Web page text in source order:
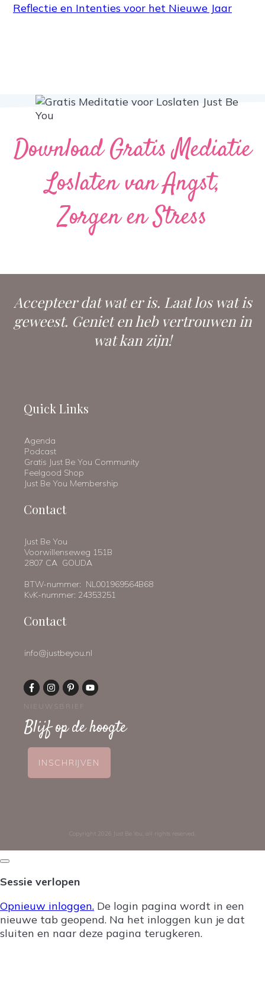
Reflectie en Intenties voor het Nieuwe Jaar
Download Gratis Mediatie
Loslaten van Angst,
Zorgen en Stress
Accepteer dat wat er is. Laat los wat is
geweest. Geniet en heb vertrouwen in
wat kan zijn!
Quick Links
Agenda
Podcast
Gratis Just Be You Community
Feelgood Shop
Just Be You Membership
Contact
Just Be You
Voorwillenseweg 151B
2807 CA GOUDA
BTW-nummer: NL001969564B68
KvK-nummer: 24353251
Contact
info@justbeyou.nl
NIEUWSBRIEF
Blijf op de hoogte
INSCHRIJVEN
Copyright 2026 Just Be You , all rights reserved.
Dialoogvenster
Sessie verlopen
Opnieuw inloggen. De login pagina wordt in een
nieuwe tab geopend. Na het inloggen kun je dat
sluiten en naar deze pagina terugkeren.